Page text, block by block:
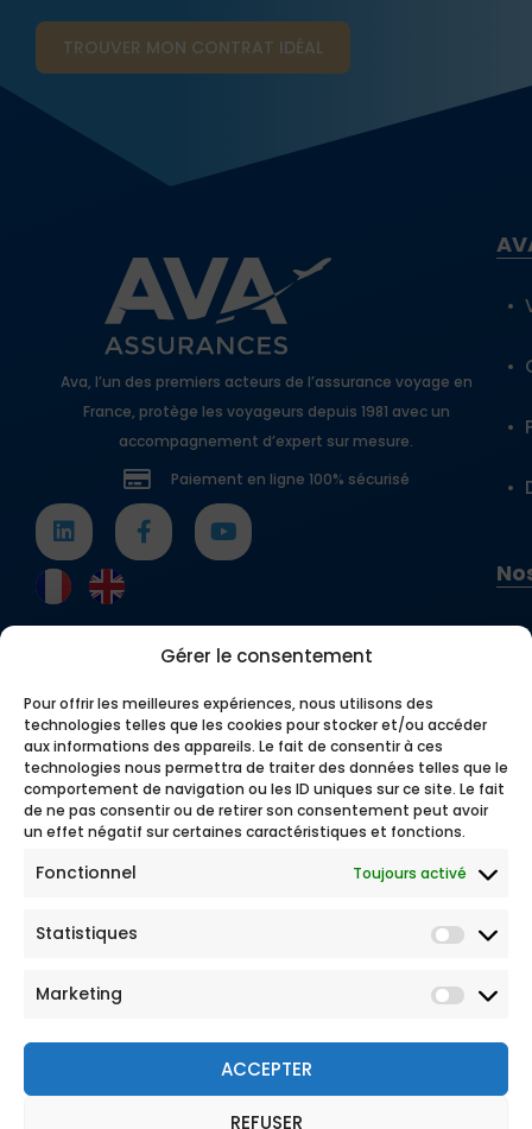
Gérer le consentement
Pour offrir les meilleures expériences, nous utilisons des
technologies telles que les cookies pour stocker et/ou accéder
aux informations des appareils. Le fait de consentir à ces
technologies nous permettra de traiter des données telles que le
comportement de navigation ou les ID uniques sur ce site. Le fait
de ne pas consentir ou de retirer son consentement peut avoir
un effet négatif sur certaines caractéristiques et fonctions.
Fonctionnel Toujours activé
Statistiques
Marketing
ACCEPTER
REFUSER
TROUVER MON CONTRAT​ IDÉAL
Ava, l’un des premiers acteurs de l’assurance voyage en
France, protège les voyageurs depuis 1981 avec un
accompagnement d’expert sur mesure.
Paiement en ligne 100% sécurisé